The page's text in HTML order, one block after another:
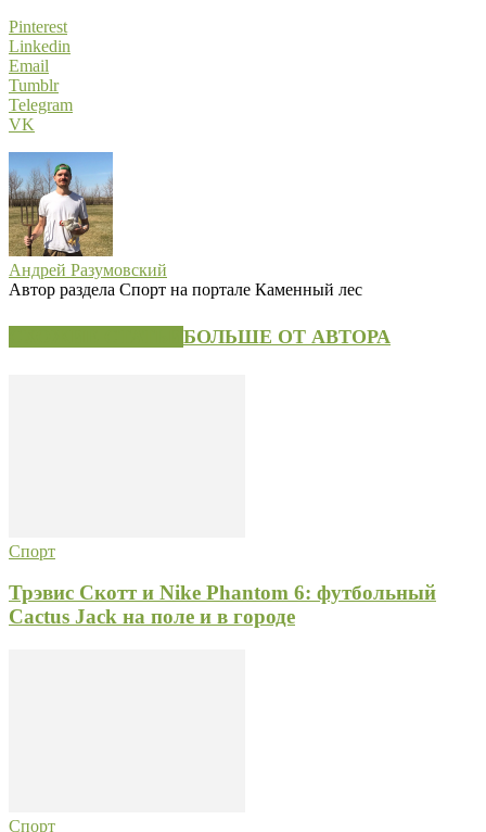
Pinterest
Linkedin
Email
Tumblr
Telegram
VK
Андрей Разумовский
Автор раздела Спорт на портале Каменный лес
БОЛЬШЕ ОТ АВТОРА
Спорт
Трэвис Скотт и Nike Phantom 6: футбольный
Cactus Jack на поле и в городе
Спорт